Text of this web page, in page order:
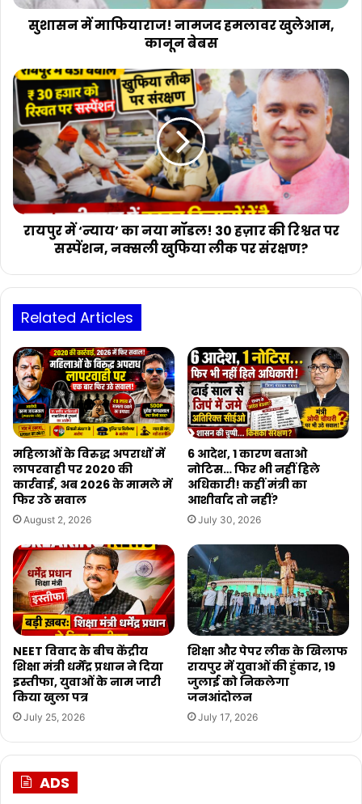
सुशासन में माफियाराज! नामजद हमलावर खुलेआम,
कानून बेबस
रायपुर
में
‘न्याय’
का
नया
मॉडल!
30
हज़ार
की
रिश्वत
नक्सली
लीक
पर
संरक्षण?
रायपुर में ‘न्याय’ का नया मॉडल! 30 हज़ार की रिश्वत पर
सस्पेंशन, नक्सली खुफिया लीक पर संरक्षण?
Related Articles
महिलाओं के विरुद्ध अपराधों में
लापरवाही पर 2020 की
कार्रवाई, अब 2026 के मामले में
फिर उठे सवाल
August 2, 2026
6 आदेश, 1 कारण बताओ
नोटिस… फिर भी नहीं हिले
अधिकारी! कहीं मंत्री का
आशीर्वाद तो नहीं?
July 30, 2026
NEET विवाद के बीच केंद्रीय
शिक्षा मंत्री धर्मेंद्र प्रधान ने दिया
इस्तीफा, युवाओं के नाम जारी
किया खुला पत्र
July 25, 2026
शिक्षा और पेपर लीक के खिलाफ
रायपुर में युवाओं की हुंकार, 19
जुलाई को निकलेगा
जनआंदोलन
July 17, 2026
ADS